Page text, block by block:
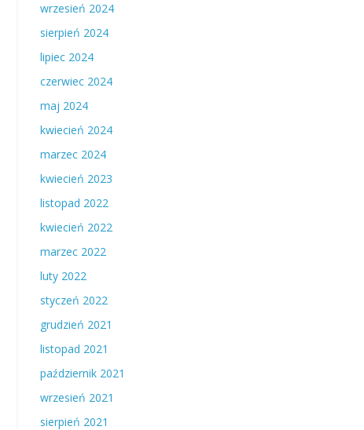
wrzesień 2024
sierpień 2024
lipiec 2024
czerwiec 2024
maj 2024
kwiecień 2024
marzec 2024
kwiecień 2023
listopad 2022
kwiecień 2022
marzec 2022
luty 2022
styczeń 2022
grudzień 2021
listopad 2021
październik 2021
wrzesień 2021
sierpień 2021